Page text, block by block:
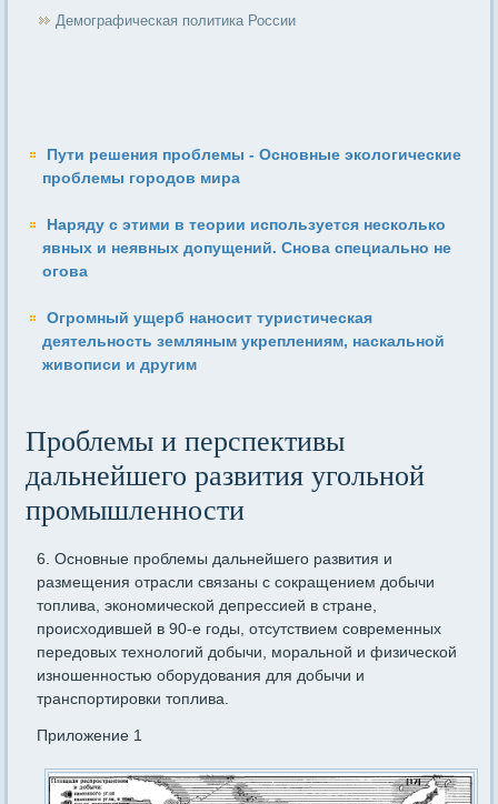
Демографическая политика России
Пути решения проблемы - Основные экологические
проблемы городов мира
Наряду с этими в теории используется несколько
явных и неяв­ных допущений. Снова специально не
огова
Огромный ущерб наносит туристическая
деятельность земляным укреплениям, наскальной
живописи и другим
Проблемы и перспективы
дальнейшего развития угольной
промышленности
6. Основные проблемы дальнейшего развития и
размеще­ния отрасли связаны с сокращением добычи
топлива, экономической депрессией в стране,
происходившей в 90-е годы, отсутствием современных
передовых технологий добычи, моральной и физической
изношенностью оборудования для добычи и
транспортировки топлива.
Приложение 1